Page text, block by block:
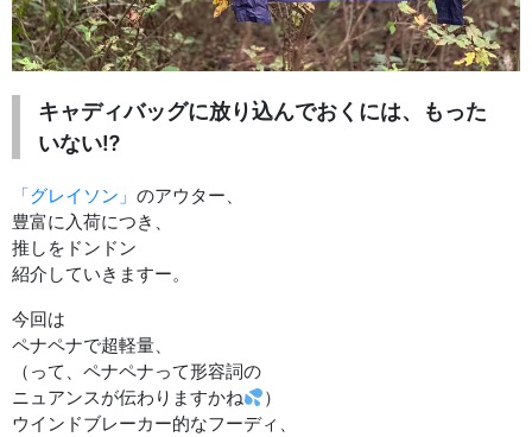
キャディバッグに放り込んでおくには、もった
いない⁉︎
「グレイソン」 のアウター、
豊富に入荷につき、
推しをドンドン
紹介していきますー。
今回は
ペナペナで超軽量、
（って、ペナペナって形容詞の
ニュアンスが伝わりますかね
）
ウインドブレーカー的なフーディ、